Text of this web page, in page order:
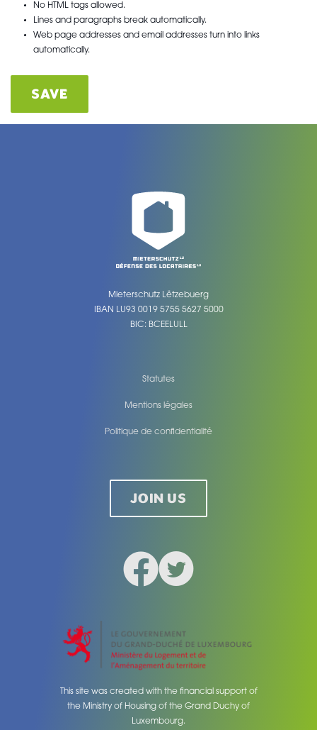
No HTML tags allowed.
Lines and paragraphs break automatically.
Web page addresses and email addresses turn into links
automatically.
SAVE
Mieterschutz Lëtzebuerg
IBAN LU93 0019 5755 5627 5000
BIC: BCEELULL
Statutes
Mentions légales
Politique de confidentialité
JOIN US
This site was created with the financial support of
the Ministry of Housing of the Grand Duchy of
Luxembourg.